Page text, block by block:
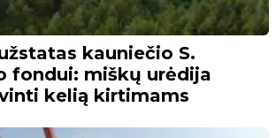
kauniečio S.
fondui: miškų urėdija
kelią kirtimams